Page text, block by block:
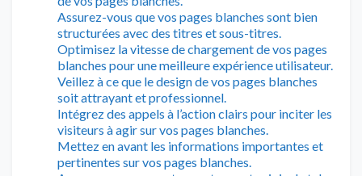
Assurez-vous que vos pages blanches sont bien
structurées avec des titres et sous-titres.
Optimisez la vitesse de chargement de vos pages
blanches pour une meilleure expérience utilisateur.
Veillez à ce que le design de vos pages blanches
soit attrayant et professionnel.
Intégrez des appels à l’action clairs pour inciter les
visiteurs à agir sur vos pages blanches.
Mettez en avant les informations importantes et
pertinentes sur vos pages blanches.